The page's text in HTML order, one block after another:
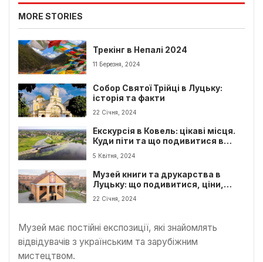
MORE STORIES
Трекінг в Непалі 2024
11 Березня, 2024
Собор Святої Трійці в Луцьку:
історія та факти
22 Січня, 2024
Екскурсія в Ковель: цікаві місця.
Куди піти та що подивитися в
Ковелі?
5 Квітня, 2024
Музей книги та друкарства в
Луцьку: що подивитися, ціни,
графік роботи та цікаві факти
22 Січня, 2024
Музей має постійні експозиції, які знайомлять
відвідувачів з українським та зарубіжним
мистецтвом.